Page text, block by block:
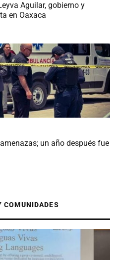
Aguilar, gobierno y
en Oaxaca
un año después fue
COMUNIDADES